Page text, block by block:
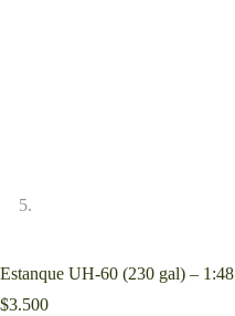
Estanque UH-60 (230 gal) – 1:48
$3.500